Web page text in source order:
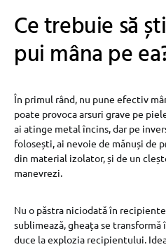
Ce trebuie să
pui mâna pe
În primul rând, nu pune efectiv
poate provoca arsuri grave pe
ai atinge metal încins, dar pe
folosești, ai nevoie de mănuși de
din material izolator, și de un
manevrezi.
Nu o păstra niciodată în
sublimează, gheața se transformă
duce la explozia recipientului.